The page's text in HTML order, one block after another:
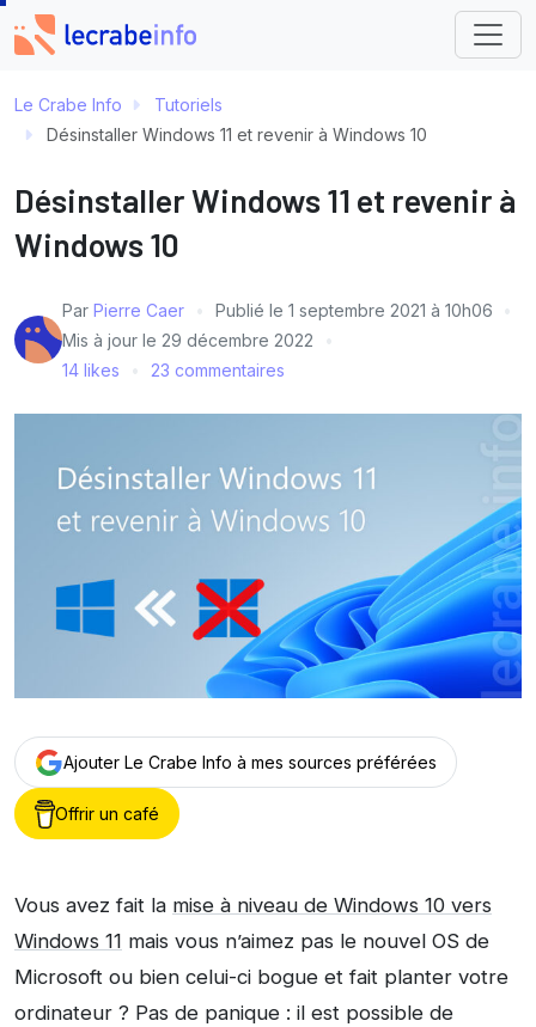
Le Crabe Info
Tutoriels
Désinstaller Windows 11 et revenir à Windows 10
Désinstaller Windows 11 et revenir à
Windows 10
Par Pierre Caer Publié le 1 septembre 2021 à 10h06
Mis à jour le 29 décembre 2022
14 likes
23 commentaires
Ajouter Le Crabe Info à mes sources préférées
Offrir un café
Vous avez fait la mise à niveau de Windows 10 vers
Windows 11 mais vous n’aimez pas le nouvel OS de
Microsoft ou bien celui-ci bogue et fait planter votre
ordinateur ? Pas de panique : il est possible de